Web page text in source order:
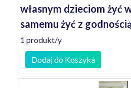
własnym dzieciom żyć
samemu żyć z
1 produkt/y
Dodaj do Koszyka